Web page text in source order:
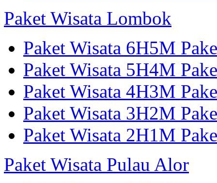
Paket Wisata Lombok
Paket Wisata 6H5M
Paket Wisata 5H4M
Paket Wisata 4H3M
Paket Wisata 3H2M
Paket Wisata 2H1M
Paket Wisata Pulau Alor